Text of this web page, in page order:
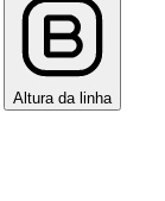
Altura da linha